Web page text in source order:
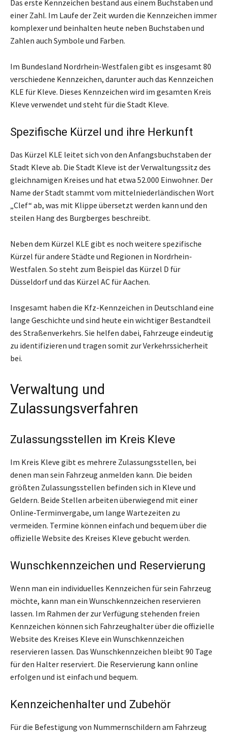
Das erste Kennzeichen bestand aus einem Buchstaben und
einer Zahl. Im Laufe der Zeit wurden die Kennzeichen immer
komplexer und beinhalten heute neben Buchstaben und
Zahlen auch Symbole und Farben.
Im Bundesland Nordrhein-Westfalen gibt es insgesamt 80
verschiedene Kennzeichen, darunter auch das Kennzeichen
KLE für Kleve. Dieses Kennzeichen wird im gesamten Kreis
Kleve verwendet und steht für die Stadt Kleve.
Spezifische Kürzel und ihre Herkunft
Das Kürzel KLE leitet sich von den Anfangsbuchstaben der
Stadt Kleve ab. Die Stadt Kleve ist der Verwaltungssitz des
gleichnamigen Kreises und hat etwa 52.000 Einwohner. Der
Name der Stadt stammt vom mittelniederländischen Wort
„Clef“ ab, was mit Klippe übersetzt werden kann und den
steilen Hang des Burgberges beschreibt.
Neben dem Kürzel KLE gibt es noch weitere spezifische
Kürzel für andere Städte und Regionen in Nordrhein-
Westfalen. So steht zum Beispiel das Kürzel D für
Düsseldorf und das Kürzel AC für Aachen.
Insgesamt haben die Kfz-Kennzeichen in Deutschland eine
lange Geschichte und sind heute ein wichtiger Bestandteil
des Straßenverkehrs. Sie helfen dabei, Fahrzeuge eindeutig
zu identifizieren und tragen somit zur Verkehrssicherheit
bei.
Verwaltung und
Zulassungsverfahren
Zulassungsstellen im Kreis Kleve
Im Kreis Kleve gibt es mehrere Zulassungsstellen, bei
denen man sein Fahrzeug anmelden kann. Die beiden
größten Zulassungsstellen befinden sich in Kleve und
Geldern. Beide Stellen arbeiten überwiegend mit einer
Online-Terminvergabe, um lange Wartezeiten zu
vermeiden. Termine können einfach und bequem über die
offizielle Website des Kreises Kleve gebucht werden.
Wunschkennzeichen und Reservierung
Wenn man ein individuelles Kennzeichen für sein Fahrzeug
möchte, kann man ein Wunschkennzeichen reservieren
lassen. Im Rahmen der zur Verfügung stehenden freien
Kennzeichen können sich Fahrzeughalter über die offizielle
Website des Kreises Kleve ein Wunschkennzeichen
reservieren lassen. Das Wunschkennzeichen bleibt 90 Tage
für den Halter reserviert. Die Reservierung kann online
erfolgen und ist einfach und bequem.
Kennzeichenhalter und Zubehör
Für die Befestigung von Nummernschildern am Fahrzeug